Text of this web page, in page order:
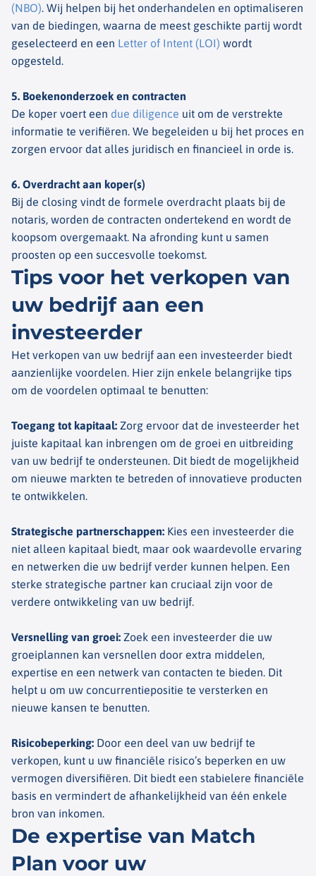
(NBO). Wij helpen bij het onderhandelen en optimaliseren
van de biedingen, waarna de meest geschikte partij wordt
geselecteerd en een Letter of Intent (LOI) wordt
opgesteld.
5. Boekenonderzoek en contracten
De koper voert een due diligence uit om de verstrekte
informatie te verifiëren. We begeleiden u bij het proces en
zorgen ervoor dat alles juridisch en financieel in orde is.
6. Overdracht aan koper(s)
Bij de closing vindt de formele overdracht plaats bij de
notaris, worden de contracten ondertekend en wordt de
koopsom overgemaakt. Na afronding kunt u samen
proosten op een succesvolle toekomst.
Tips voor het verkopen van
uw bedrijf aan een
investeerder
Het verkopen van uw bedrijf aan een investeerder biedt
aanzienlijke voordelen. Hier zijn enkele belangrijke tips
om de voordelen optimaal te benutten:
Toegang tot kapitaal: Zorg ervoor dat de investeerder het
juiste kapitaal kan inbrengen om de groei en uitbreiding
van uw bedrijf te ondersteunen. Dit biedt de mogelijkheid
om nieuwe markten te betreden of innovatieve producten
te ontwikkelen.
Strategische partnerschappen: Kies een investeerder die
niet alleen kapitaal biedt, maar ook waardevolle ervaring
en netwerken die uw bedrijf verder kunnen helpen. Een
sterke strategische partner kan cruciaal zijn voor de
verdere ontwikkeling van uw bedrijf.
Versnelling van groei: Zoek een investeerder die uw
groeiplannen kan versnellen door extra middelen,
expertise en een netwerk van contacten te bieden. Dit
helpt u om uw concurrentiepositie te versterken en
nieuwe kansen te benutten.
Risicobeperking: Door een deel van uw bedrijf te
verkopen, kunt u uw financiële risico’s beperken en uw
vermogen diversifiëren. Dit biedt een stabielere financiële
basis en vermindert de afhankelijkheid van één enkele
bron van inkomen.
De expertise van Match
Plan voor uw